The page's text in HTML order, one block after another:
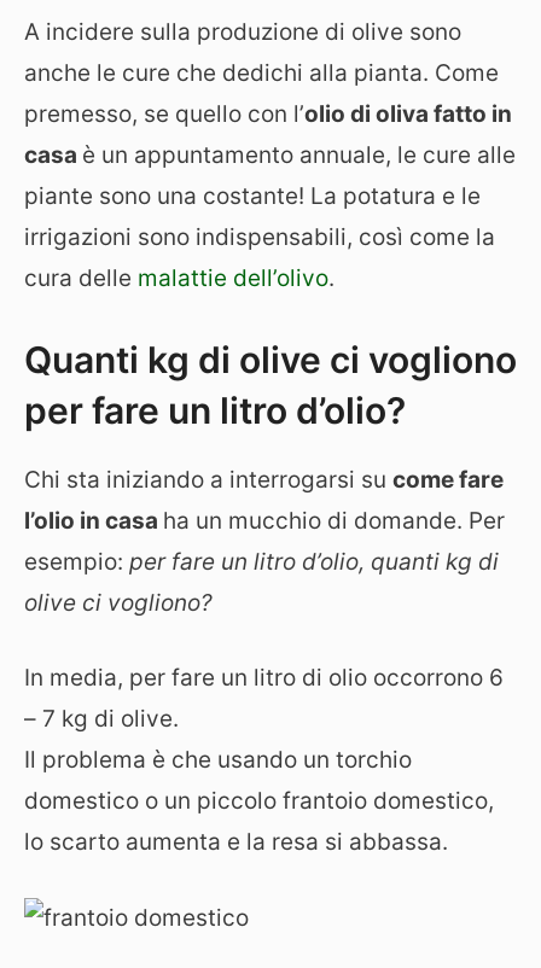
A incidere sulla produzione di olive sono
anche le cure che dedichi alla pianta. Come
premesso, se quello con l’olio di oliva fatto in
casa è un appuntamento annuale, le cure alle
piante sono una costante! La potatura e le
irrigazioni sono indispensabili, così come la
cura delle malattie dell’olivo.
Quanti kg di olive ci vogliono
per fare un litro d’olio?
Chi sta iniziando a interrogarsi su come fare
l’olio in casa ha un mucchio di domande. Per
esempio: per fare un litro d’olio, quanti kg di
olive ci vogliono?
In media, per fare un litro di olio occorrono 6
– 7 kg di olive.
Il problema è che usando un torchio
domestico o un piccolo frantoio domestico,
lo scarto aumenta e la resa si abbassa.